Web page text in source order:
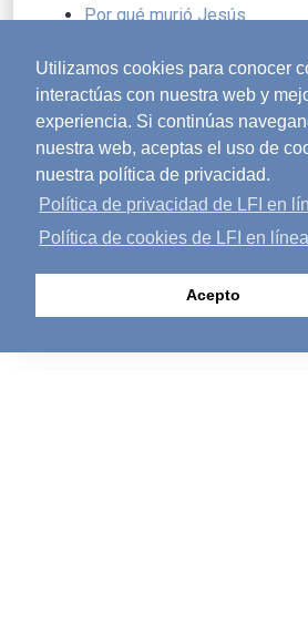
Utilizamos cookies para conocer
interactúas con nuestra web y
experiencia. Si continúas
nuestra web, aceptas el uso de
nuestra política de privacidad.
Política de privacidad de LFI en
Política de cookies de LFI en línea
Acepto
Por qué murió Jesús
Resiliencia en el otoño de la
Boda y vino
Se recibió gratuitamente y
Buscar